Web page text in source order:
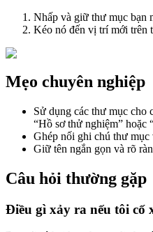
Nhấp và giữ thư mục bạn
Kéo nó đến vị trí mới trên
Mẹo chuyên nghiệp
Sử dụng các thư mục cho
“Hồ sơ thử nghiệm” hoặc
Ghép nối ghi chú thư mục
Giữ tên ngắn gọn và rõ
Câu hỏi thường gặp
Điều gì xảy ra nếu tôi cố